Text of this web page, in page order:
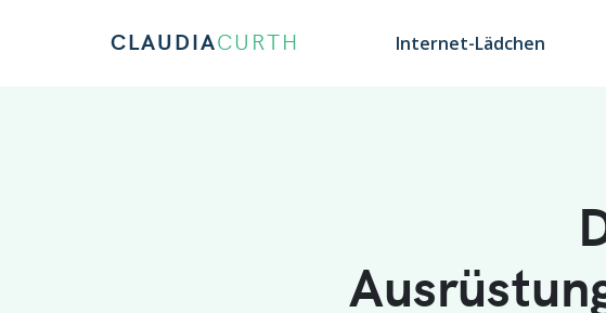
CLAUDIACURTH Internet-Lädchen